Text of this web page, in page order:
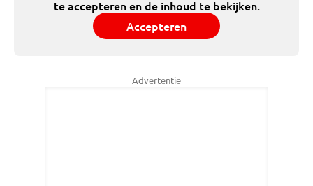
te accepteren en de inhoud te bekijken.
Accepteren
Advertentie